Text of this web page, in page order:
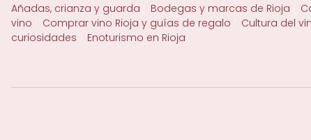
Añadas, crianza y guarda Bodegas y marcas de Rioja
vino
Comprar vino Rioja y guías de regalo
Cultura del
curiosidades
Enoturismo en Rioja